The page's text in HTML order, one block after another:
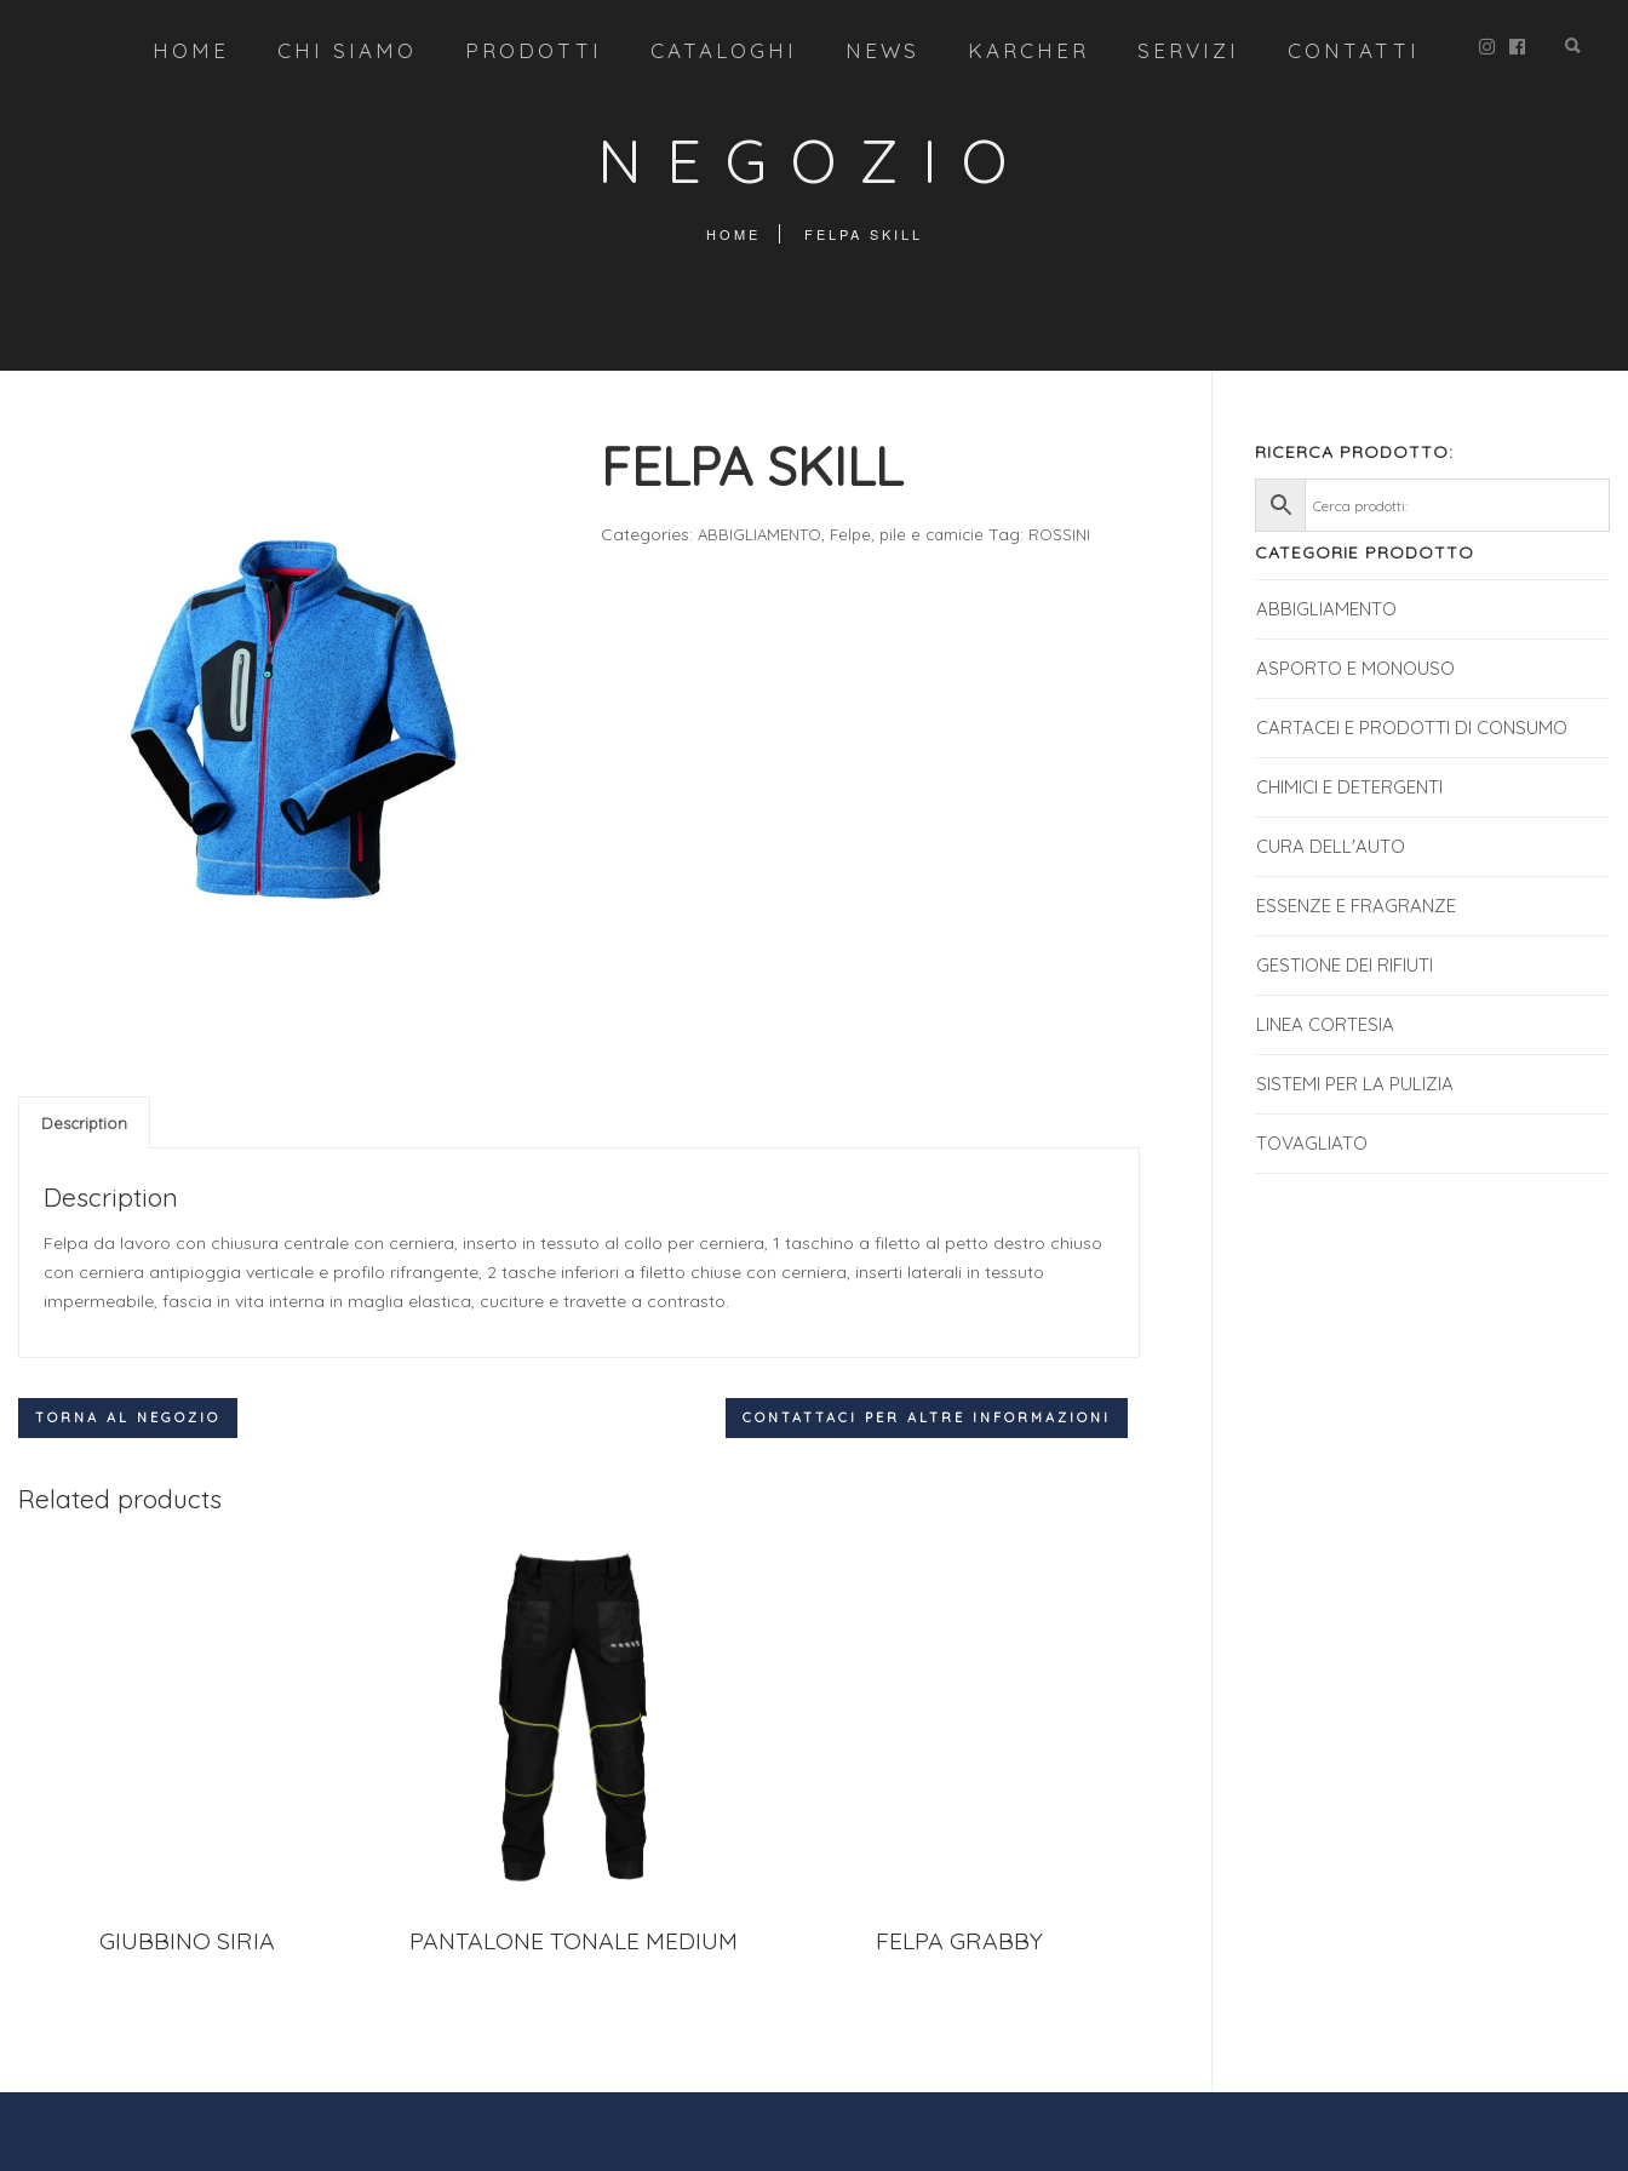
HOME CHI SIAMO PRODOTTI CATALOGHI NEWS KARCHER SERVIZI CONTATTI
NEGOZIO
HOME FELPA SKILL
FELPA SKILL
Categories:ABBIGLIAMENTO, Felpe, pile e camicie Tag: ROSSINI
Description
Description
Felpa da lavoro con chiusura centrale con cerniera, inserto in tessuto al collo per cerniera, 1 taschino a filetto al petto destro chiuso
con cerniera antipioggia verticale e profilo rifrangente, 2 tasche inferiori a filetto chiuse con cerniera, inserti laterali in tessuto
impermeabile, fascia in vita interna in maglia elastica, cuciture e travette a contrasto.
TORNA AL NEGOZIO CONTATTACI PER ALTRE INFORMAZIONI
Related products
GIUBBINO SIRIA PANTALONE TONALE MEDIUM FELPA GRABBY
RICERCA PRODOTTO:
CATEGORIE PRODOTTO
ABBIGLIAMENTO
ASPORTO E MONOUSO
CARTACEI E PRODOTTI DI CONSUMO
CHIMICI E DETERGENTI
CURA DELL'AUTO
ESSENZE E FRAGRANZE
GESTIONE DEI RIFIUTI
LINEA CORTESIA
SISTEMI PER LA PULIZIA
TOVAGLIATO